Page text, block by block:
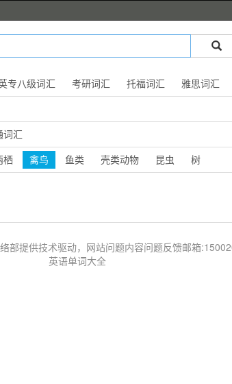
专八级词汇 考研词汇 托福词汇 雅思词汇
词汇
栖 禽鸟 鱼类 壳类动物 昆虫 树
部提供技术驱动，网站问题内容问题反馈邮箱
英语单词大全